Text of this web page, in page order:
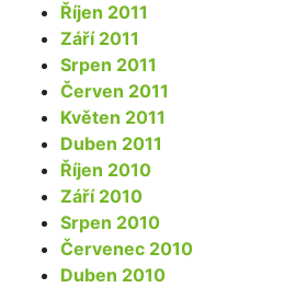
Říjen 2011
Září 2011
Srpen 2011
Červen 2011
Květen 2011
Duben 2011
Říjen 2010
Září 2010
Srpen 2010
Červenec 2010
Duben 2010